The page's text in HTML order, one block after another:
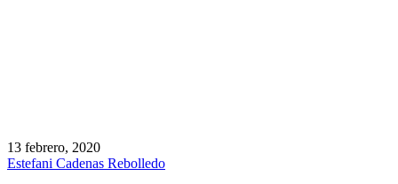
13 febrero, 2020
Estefani Cadenas Rebolledo